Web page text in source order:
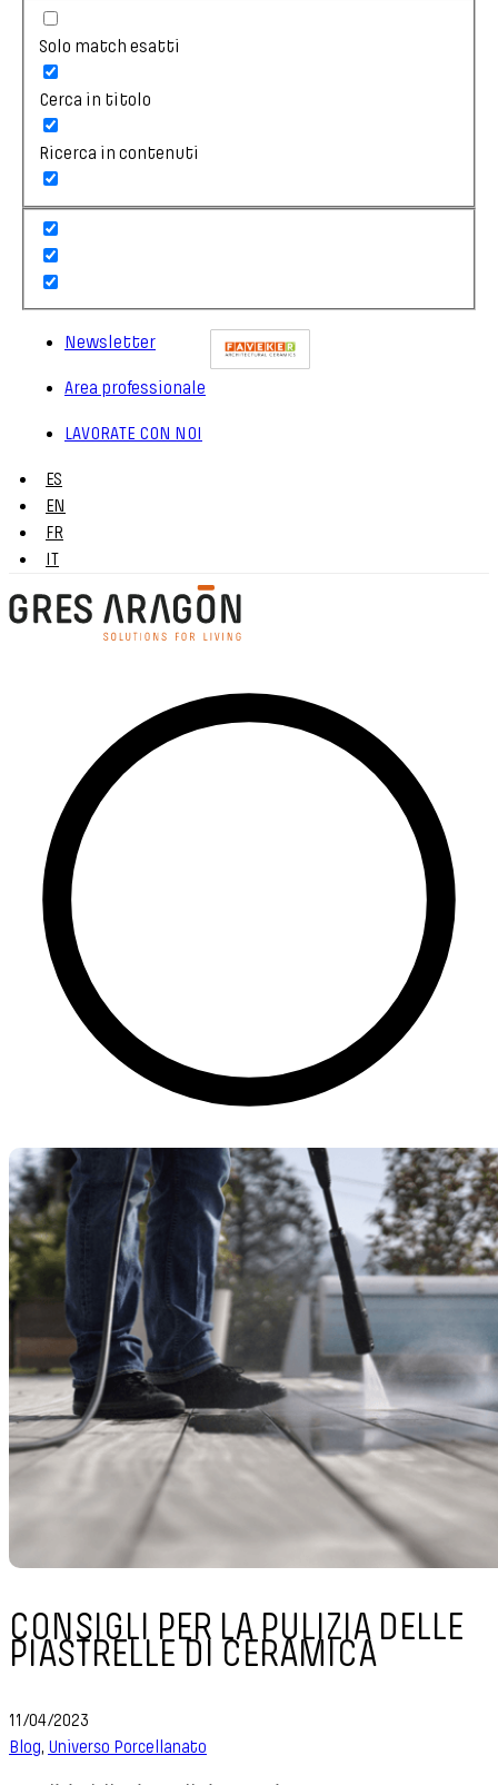
Solo match esatti
Cerca in titolo
Ricerca in contenuti
Newsletter
Area professionale
LAVORATE CON NOI
ES
EN
FR
IT
CONSIGLI PER LA PULIZIA DELLE
PIASTRELLE DI CERAMICA
11/04/2023
Blog, Universo Porcellanato